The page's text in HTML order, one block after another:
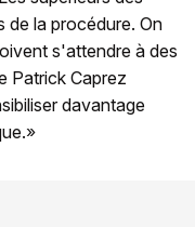
de la procédure. On
s'attendre à des
Patrick Caprez
davantage